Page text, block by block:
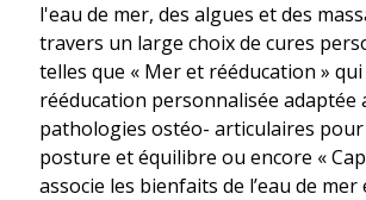
l'eau de mer, des algues et des
travers un large choix de cures
telles que « Mer et rééducation »
rééducation personnalisée adaptée
pathologies ostéo- articulaires
posture et équilibre ou encore «
associe les bienfaits de l’eau de mer